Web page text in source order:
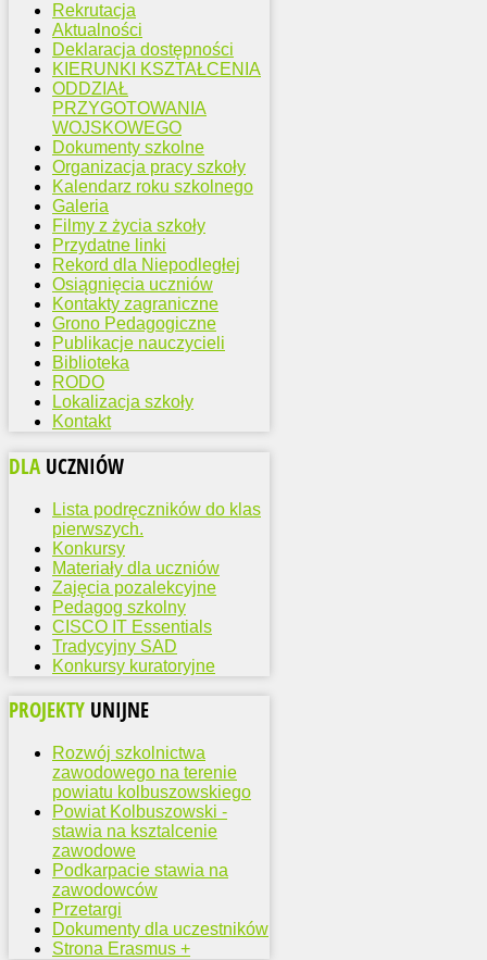
Rekrutacja
Aktualności
Deklaracja dostępności
KIERUNKI KSZTAŁCENIA
ODDZIAŁ
PRZYGOTOWANIA
WOJSKOWEGO
Dokumenty szkolne
Organizacja pracy szkoły
Kalendarz roku szkolnego
Galeria
Filmy z życia szkoły
Przydatne linki
Rekord dla Niepodległej
Osiągnięcia uczniów
Kontakty zagraniczne
Grono Pedagogiczne
Publikacje nauczycieli
Biblioteka
RODO
Lokalizacja szkoły
Kontakt
DLA UCZNIÓW
Lista podręczników do klas
pierwszych.
Konkursy
Materiały dla uczniów
Zajęcia pozalekcyjne
Pedagog szkolny
CISCO IT Essentials
Tradycyjny SAD
Konkursy kuratoryjne
PROJEKTY UNIJNE
Rozwój szkolnictwa
zawodowego na terenie
powiatu kolbuszowskiego
Powiat Kolbuszowski -
stawia na ksztalcenie
zawodowe
Podkarpacie stawia na
zawodowców
Przetargi
Dokumenty dla uczestników
Strona Erasmus +